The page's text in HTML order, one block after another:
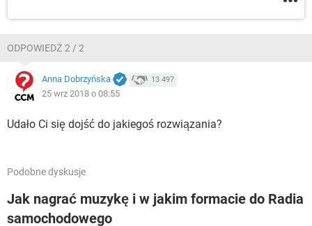
ODPOWIEDŹ 2 / 2
Anna Dobrzyńska 13 497
25 wrz 2018 o 08:55
Udało Ci się dojść do jakiegoś rozwiązania?
Podobne dyskusje
Jak nagrać muzykę i w jakim formacie do Radia
samochodowego